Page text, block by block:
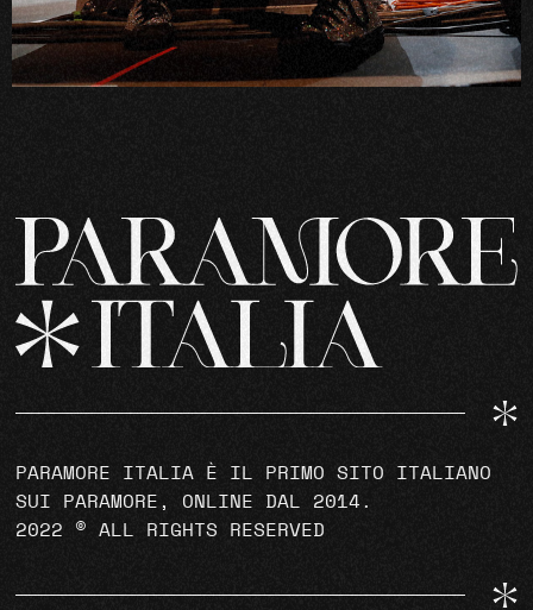
PARAMORE ITALIA È IL PRIMO SITO ITALIANO
SUI PARAMORE, ONLINE DAL 2014.
2022 © ALL RIGHTS RESERVED